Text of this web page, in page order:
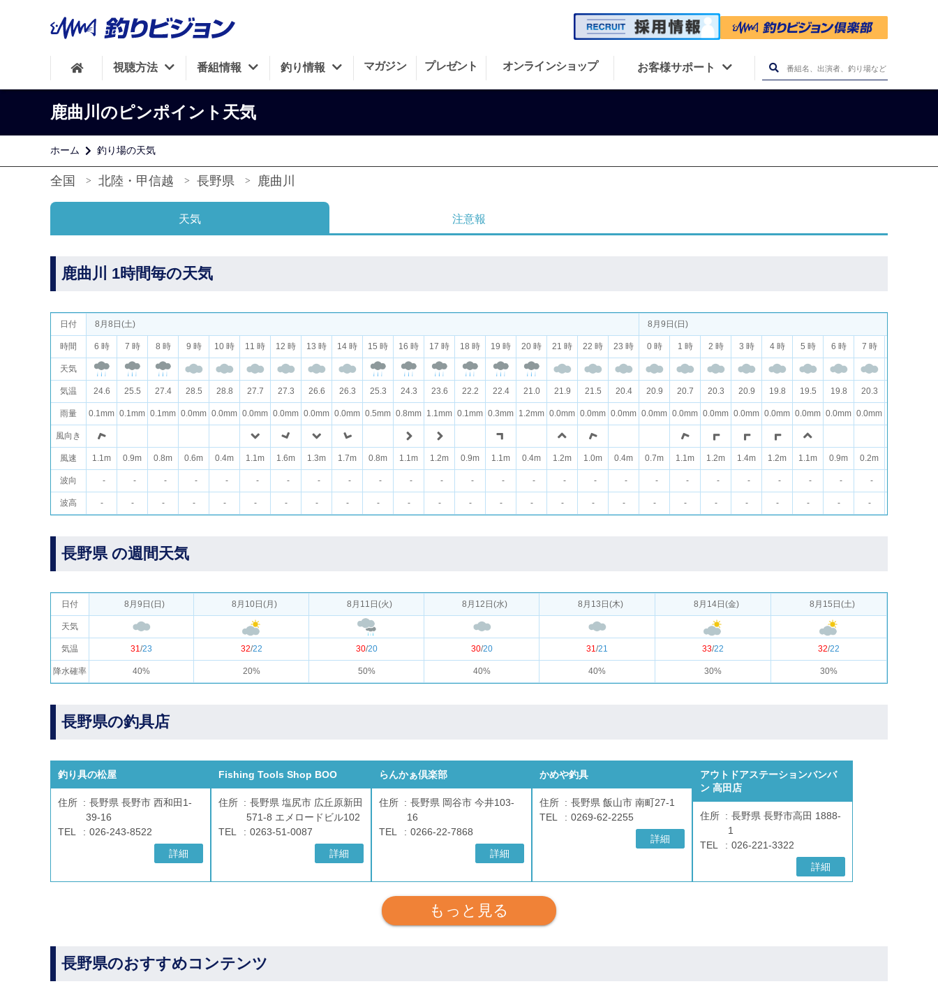
視聴方法 番組情報 釣り情報 マガジン プレゼント オンラインショップ お客様サポート
鹿曲川のピンポイント天気
ホーム 釣り場の天気
全国 北陸・甲信越 長野県 鹿曲川
天気 注意報
鹿曲川 1時間毎の天気
日付
時間
天気
気温
雨量
風向き
風速
波向
波高
8月8日(土) 8月9日(日)
6 時 7 時 8 時 9 時 10 時 11 時 12 時 13 時 14 時 15 時 16 時 17 時 18 時 19 時 20 時 21 時 22 時 23 時 0 時 1 時 2 時 3 時 4 時 5 時 6 時 7 時
24.6 25.5 27.4 28.5 28.8 27.7 27.3 26.6 26.3 25.3 24.3 23.6 22.2 22.4 21.0 21.9 21.5 20.4 20.9 20.7 20.3 20.9 19.8 19.5 19.8 20.3
0.1mm 0.1mm 0.1mm 0.0mm 0.0mm 0.0mm 0.0mm 0.0mm 0.0mm 0.5mm 0.8mm 1.1mm 0.1mm 0.3mm 1.2mm 0.0mm 0.0mm 0.0mm 0.0mm 0.0mm 0.0mm 0.0mm 0.0mm 0.0mm 0.0mm 0.0mm
1.1m 0.9m 0.8m 0.6m 0.4m 1.1m 1.6m 1.3m 1.7m 0.8m 1.1m 1.2m 0.9m 1.1m 0.4m 1.2m 1.0m 0.4m 0.7m 1.1m 1.2m 1.4m 1.2m 1.1m 0.9m 0.2m
- - - - - - - - - - - - - - - - - - - - - - - - - -
- - - - - - - - - - - - - - - - - - - - - - - - - -
長野県 の週間天気
日付
天気
気温
降水確率
8月9日(日) 8月10日(月) 8月11日(火) 8月12日(水) 8月13日(木) 8月14日(金) 8月15日(土)
31/23 32/22 30/20 30/20 31/21 33/22 32/22
40% 20% 50% 40% 40% 30% 30%
長野県の釣具店
釣り具の松屋
住所
長野県 長野市 西和田1-
39-16
TEL
026-243-8522
詳細
Fishing Tools Shop BOO
住所
長野県 塩尻市 広丘原新田
571-8 エメロードビル102
TEL
0263-51-0087
詳細
らんかぁ倶楽部
住所
長野県 岡谷市 今井103-
16
TEL
0266-22-7868
詳細
かめや釣具
住所
長野県 飯山市 南町27-1
TEL
0269-62-2255
詳細
アウトドアステーションバンバ
ン 高田店
住所
長野県 長野市高田 1888-
1
TEL
026-221-3322
詳細
もっと見る
長野県のおすすめコンテンツ